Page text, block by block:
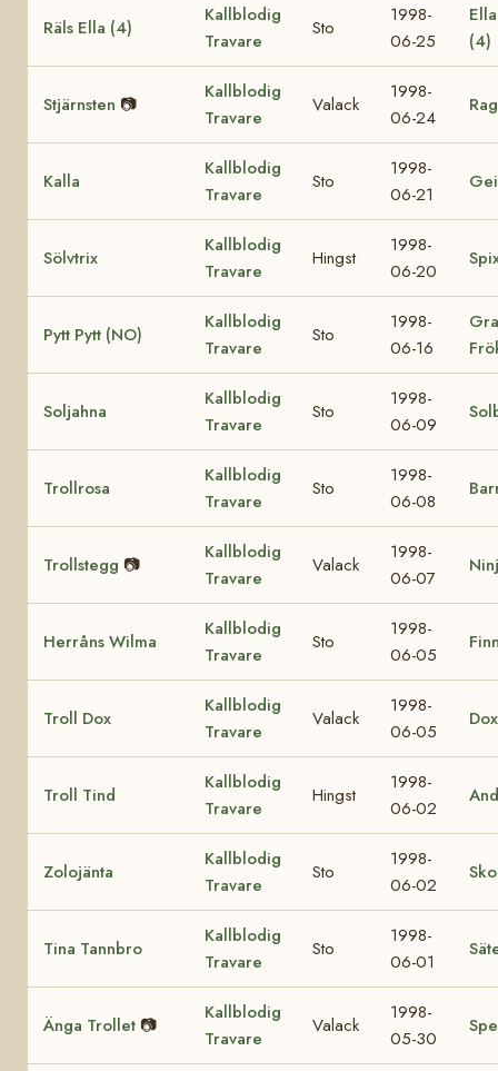
Räls Ella (4)
Kallblodig
Travare
Sto
1998-
06-25
(4)
Stjärnsten 📷
Kallblodig
Travare
Valack
1998-
06-24
Kalla
Kallblodig
Travare
Sto
1998-
06-21
Sölvtrix
Kallblodig
Travare
Hingst
1998-
06-20
Pytt Pytt (NO)
Kallblodig
Travare
Sto
1998-
06-16
Soljahna
Kallblodig
Travare
Sto
1998-
06-09
Trollrosa
Kallblodig
Travare
Sto
1998-
06-08
Trollstegg 📷
Kallblodig
Travare
Valack
1998-
06-07
Herråns Wilma
Kallblodig
Travare
Sto
1998-
06-05
Troll Dox
Kallblodig
Travare
Valack
1998-
06-05
Troll Tind
Kallblodig
Travare
Hingst
1998-
06-02
Zolojänta
Kallblodig
Travare
Sto
1998-
06-02
Tina Tannbro
Kallblodig
Travare
Sto
1998-
06-01
Änga Trollet 📷
Kallblodig
Travare
Valack
1998-
05-30